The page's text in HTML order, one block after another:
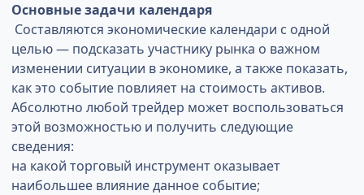
Основные задачи календаря
Составляются экономические календари с одной
целью — подсказать участнику рынка о важном
изменении ситуации в экономике, а также показать,
как это событие повлияет на стоимость активов.
Абсолютно любой трейдер может воспользоваться
этой возможностью и получить следующие
сведения:
на какой торговый инструмент оказывает
наибольшее влияние данное событие;